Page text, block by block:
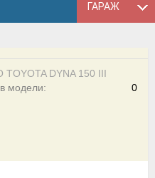
ГАРАЖ
DYNA 150 III
0
модели: